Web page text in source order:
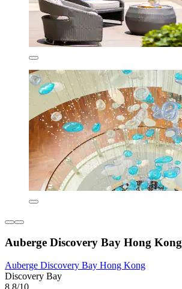
Auberge Discovery Bay Hong Kong
Auberge Discovery Bay Hong Kong
Discovery Bay